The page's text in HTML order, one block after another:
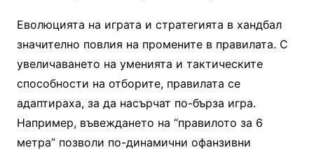
Еволюцията на играта и стратегията в хандбал
значително повлия на промените в правилата. С
увеличаването на уменията и тактическите
способности на отборите, правилата се
адаптираха, за да насърчат по-бърза игра.
Например, въвеждането на “правилото за 6
метра” позволи по-динамични офанзивни